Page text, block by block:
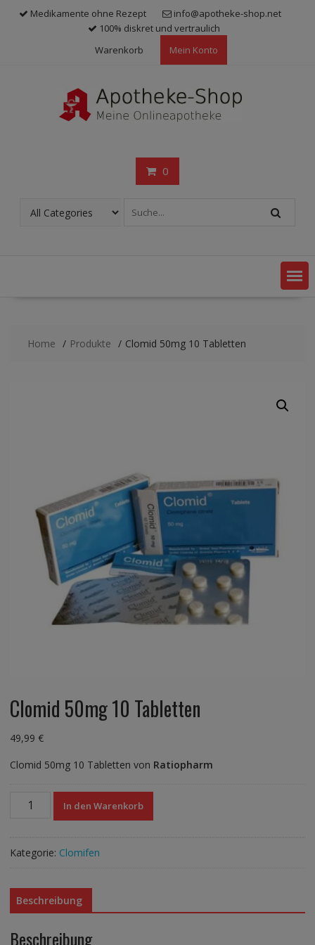
Medikamente ohne Rezept
info@apotheke-shop.net
100% diskret und vertraulich
Warenkorb
Mein Konto
0
Home Produkte Clomid 50mg 10 Tabletten
Clomid 50mg 10 Tabletten
49,99 €
Clomid 50mg 10 Tabletten von Ratiopharm
Clomid
50mg
Menge
In den Warenkorb
Kategorie: Clomifen
Beschreibung
Beschreibung